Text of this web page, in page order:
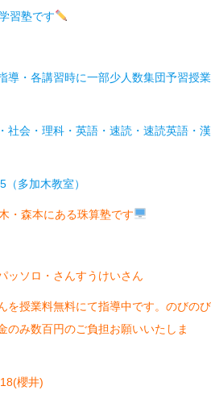
習塾です
導・各講習時に一部少人数集団予習授業
社会・理科・英語・速読・速読英語・漢
多加木教室）
・森本にある珠算塾です
ッソロ・さんすうけいさん
を授業料無料にて指導中です。のびのび
のみ数百円のご負担お願いいたしま
櫻井)